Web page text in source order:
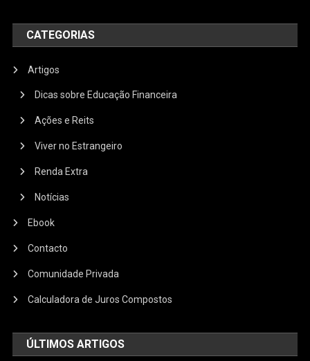
CATEGORIAS
Artigos
Dicas sobre Educação Financeira
Ações e Reits
Viver no Estrangeiro
Renda Extra
Notícias
Ebook
Contacto
Comunidade Privada
Calculadora de Juros Compostos
ÚLTIMOS ARTIGOS